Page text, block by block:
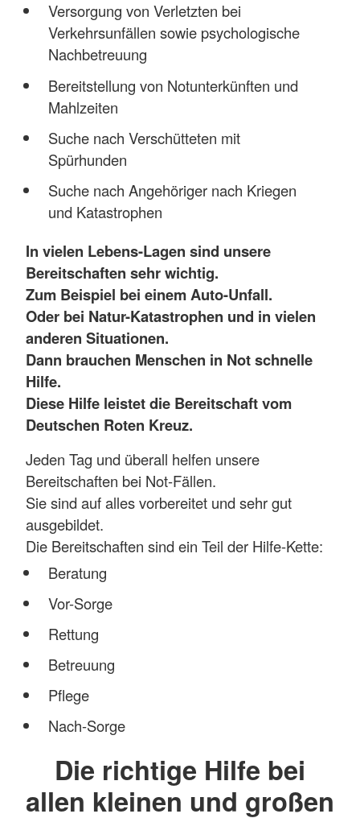
Versorgung von Verletzten bei
Verkehrsunfällen sowie psychologische
Nachbetreuung
Bereitstellung von Notunterkünften und
Mahlzeiten
Suche nach Verschütteten mit
Spürhunden
Suche nach Angehöriger nach Kriegen
und Katastrophen
In vielen Lebens-Lagen sind unsere
Bereitschaften sehr wichtig.
Zum Beispiel bei einem Auto-Unfall.
Oder bei Natur-Katastrophen und in vielen
anderen Situationen.
Dann brauchen Menschen in Not schnelle
Hilfe.
Diese Hilfe leistet die Bereitschaft vom
Deutschen Roten Kreuz.
Jeden Tag und überall helfen unsere
Bereitschaften bei Not-Fällen.
Sie sind auf alles vorbereitet und sehr gut
ausgebildet.
Die Bereitschaften sind ein Teil der Hilfe-Kette:
Beratung
Vor-Sorge
Rettung
Betreuung
Pflege
Nach-Sorge
Die richtige Hilfe bei
allen kleinen und großen